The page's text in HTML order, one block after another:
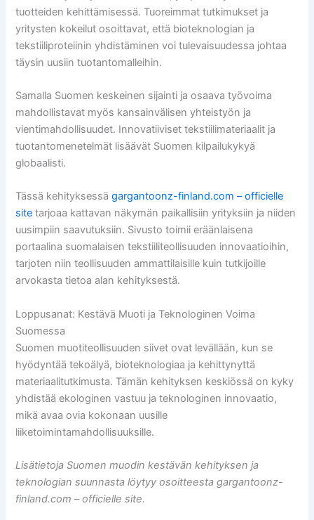
tuotteiden kehittämisessä. Tuoreimmat tutkimukset ja
yritysten kokeilut osoittavat, että bioteknologian ja
tekstiiliproteiinin yhdistäminen voi tulevaisuudessa johtaa
täysin uusiin tuotantomalleihin.
Samalla Suomen keskeinen sijainti ja osaava työvoima
mahdollistavat myös kansainvälisen yhteistyön ja
vientimahdollisuudet. Innovatiiviset tekstiilimateriaalit ja
tuotantomenetelmät lisäävät Suomen kilpailukykyä
globaalisti.
Tässä kehityksessägargantoonz-finland.com – officielle
site tarjoaa kattavan näkymän paikallisiin yrityksiin ja niiden
uusimpiin saavutuksiin. Sivusto toimii eräänlaisena
portaalina suomalaisen tekstiiliteollisuuden innovaatioihin,
tarjoten niin teollisuuden ammattilaisille kuin tutkijoille
arvokasta tietoa alan kehityksestä.
Loppusanat: Kestävä Muoti ja Teknologinen Voima
Suomessa
Suomen muotiteollisuuden siivet ovat levällään, kun se
hyödyntää tekoälyä, bioteknologiaa ja kehittynyttä
materiaalitutkimusta. Tämän kehityksen keskiössä on kyky
yhdistää ekologinen vastuu ja teknologinen innovaatio,
mikä avaa ovia kokonaan uusille
liiketoimintamahdollisuuksille.
Lisätietoja Suomen muodin kestävän kehityksen ja
teknologian suunnasta löytyy osoitteesta gargantoonz-
finland.com – officielle site.